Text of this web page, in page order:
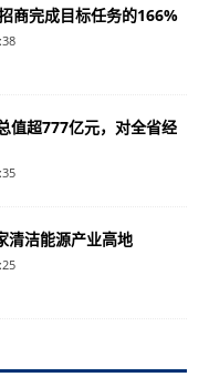
商完成目标任务的166%
值超777亿元，对全省经
清洁能源产业高地